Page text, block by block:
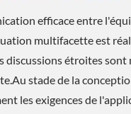
efficace entre
multifacette est
discussions étroites
stade de la
les exigences de